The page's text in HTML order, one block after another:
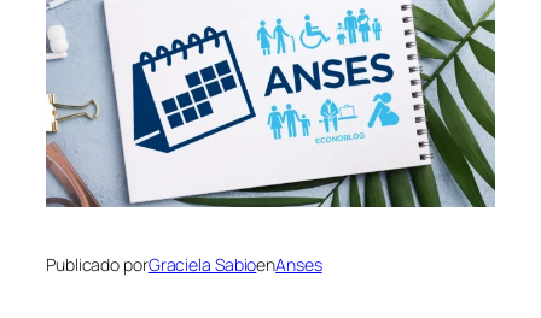
Publicado porGraciela SabioenAnses